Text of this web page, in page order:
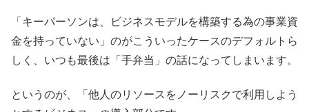
「キーパーソンは、ビジネスモデルを構築する為の事業資
金を持っていない」のがこういったケースのデフォルトら
しく、いつも最後は「手弁当」の話になってしまいます。
というのが、「他人のリソースをノーリスクで利用しよう